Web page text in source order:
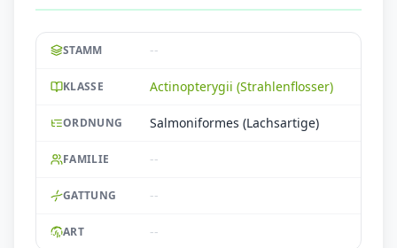
STAMM --
KLASSE Actinopterygii (Strahlenflosser)
ORDNUNG Salmoniformes (Lachsartige)
FAMILIE --
GATTUNG --
ART --